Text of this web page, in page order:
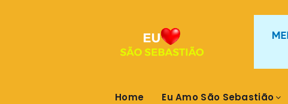
Home Eu Amo São Sebastião